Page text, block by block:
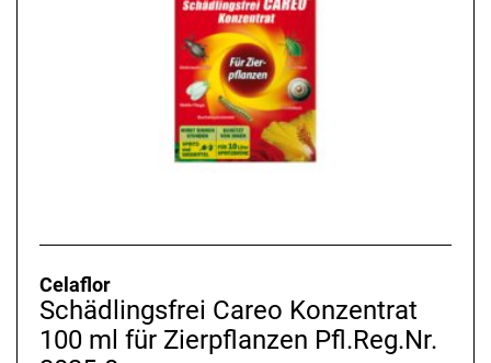
Celaflor
Schädlingsfrei Careo Konzentrat
100 ml für Zierpflanzen Pfl.Reg.Nr.